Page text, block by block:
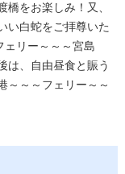
をお楽しみ！又、
い白蛇をご拝尊いた
ェリー～～～宮島
は、自由昼食と賑う
～～～フェリー～～